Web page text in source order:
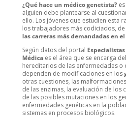
¿Qué hace un médico genetista?
alguien debe plantearse al
ello. Los jóvenes que estudien esta
los trabajadores más codiciados,
las carreras más demandadas en
Según datos del portal
Médica es el área que se encarga
hereditarios de las enfermedades o
dependen de modificaciones en los
otras cuestiones, las
de las enzimas, la evaluación de los
de las posibles mutaciones en los
enfermedades genéticas en la
sistemas en procesos biológicos.